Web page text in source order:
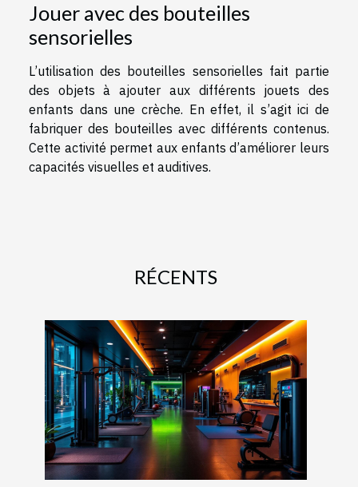
Jouer avec des bouteilles
sensorielles
L’utilisation des bouteilles sensorielles fait partie
des objets à ajouter aux différents jouets des
enfants dans une crèche. En effet, il s’agit ici de
fabriquer des bouteilles avec différents contenus.
Cette activité permet aux enfants d’améliorer leurs
capacités visuelles et auditives.
RÉCENTS